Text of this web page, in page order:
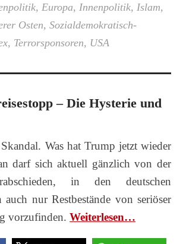
, Europa, Innenpolitik, Islam,
Osten, Sozialdemokratisch-
, Terrorsponsoren, USA
– Die Hysterie und
Was hat Trump jetzt wieder
darf sich aktuell gänzlich von der
in den deutschen
auch nur Restbestände von seriöser
vorzufinden. Wei­ter­le­sen…